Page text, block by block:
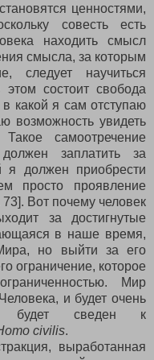
ценностями,
совесть есть
находить смысл
смысла, за которым
следует научиться
состоит свобода
какой я сам отступаю
возможность увидеть
самоотречение
заплатить за
я должен приобрести
просто проявление
Вот почему человек
за достигнутые
в наше время,
но выйти за его
ограничение, которое
Мир
и будет очень
сведен к
civilis.
выработанная